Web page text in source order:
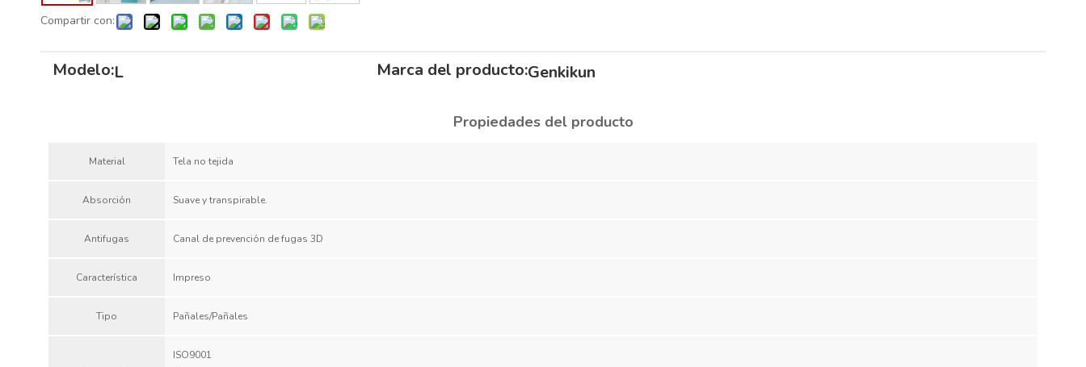
Compartir con:
Modelo:L Marca del producto:Genkikun
Propiedades del producto
Material Tela no tejida
Absorción Suave y transpirable.
Antifugas Canal de prevención de fugas 3D
Característica Impreso
Tipo Pañales/Pañales
ISO9001